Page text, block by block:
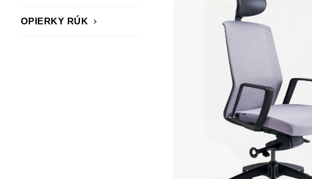
OPIERKY RÚK